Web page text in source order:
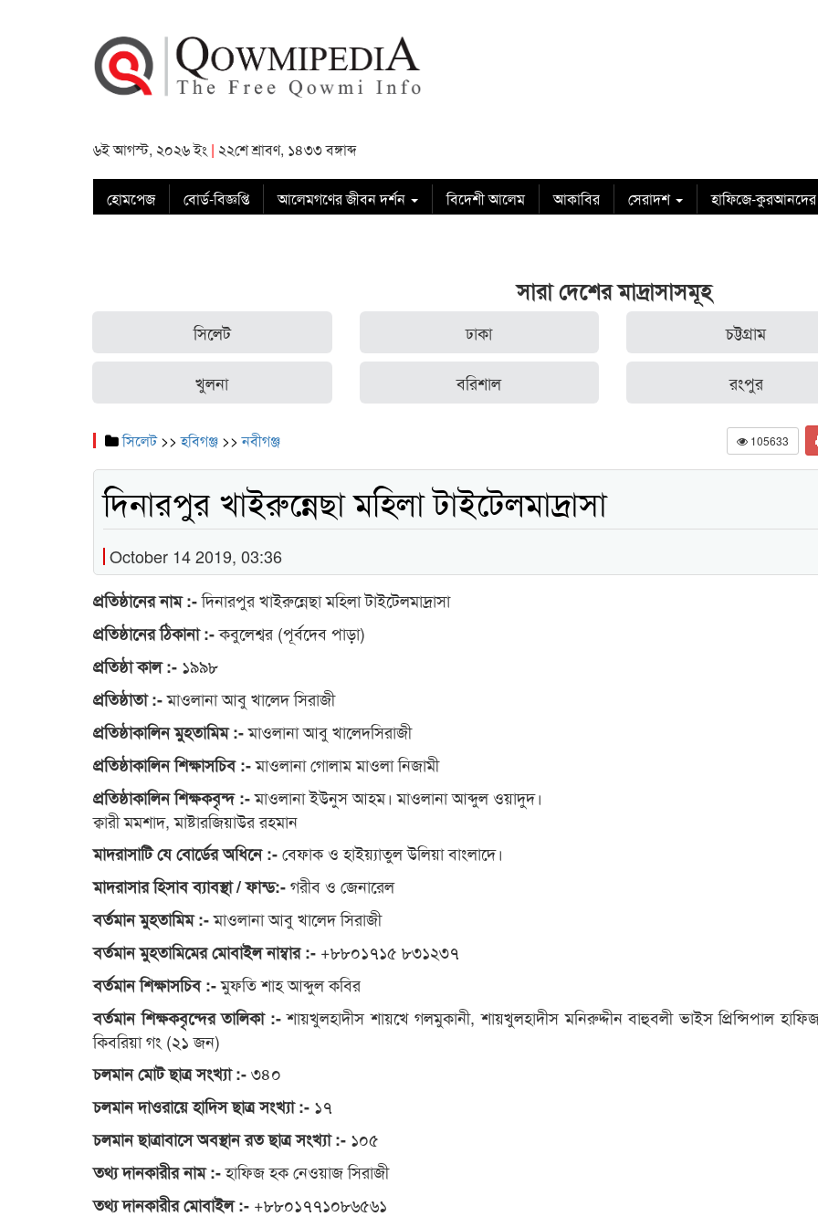
৬ই আগস্ট, ২০২৬ ইং | ২২শে শ্রাবণ, ১৪৩৩ বঙ্গাব্দ
হোমপেজ বোর্ড-বিজ্ঞপ্তি আলেমগণের জীবন দর্শন বিদেশী আলেম আকাবির সেরাদশ হাফিজে-কুরআনদের
সারা দেশের মাদ্রাসাসমূহ
সিলেট ঢাকা চট্টগ্রাম
খুলনা বরিশাল রংপুর
সিলেট>>হবিগঞ্জ >>নবীগঞ্জ 105633
দিনারপুর খাইরুন্নেছা মহিলা টাইটেলমাদ্রাসা
October 14 2019, 03:36
প্রতিষ্ঠানের নাম :-দিনারপুর খাইরুন্নেছা মহিলা টাইটেলমাদ্রাসা
প্রতিষ্ঠানের ঠিকানা :-কবুলেশ্বর (পূর্বদেব পাড়া)
প্রতিষ্ঠা কাল :- ১৯৯৮
প্রতিষ্ঠাতা :-মাওলানা আবু খালেদ সিরাজী
প্রতিষ্ঠাকালিন মুহতামিম :-মাওলানা আবু খালেদসিরাজী
প্রতিষ্ঠাকালিন শিক্ষাসচিব :-মাওলানা গোলাম মাওলা নিজামী
প্রতিষ্ঠাকালিন শিক্ষকবৃন্দ :-মাওলানা ইউনুস আহম। মাওলানা আব্দুল ওয়াদুদ।
ক্বারী মমশাদ, মাষ্টারজিয়াউর রহমান
মাদরাসাটি যে বোর্ডের অধিনে :-বেফাক ও হাইয়্যাতুল উলিয়া বাংলাদে।
মাদরাসার হিসাব ব্যাবস্থা / ফান্ড:-গরীব ও জেনারেল
বর্তমান মুহতামিম :-মাওলানা আবু খালেদ সিরাজী
বর্তমান মুহতামিমের মোবাইল নাম্বার :- +৮৮০১৭১৫ ৮৩১২৩৭
বর্তমান শিক্ষাসচিব :-মুফতি শাহ আব্দুল কবির
বর্তমান শিক্ষকবৃন্দের তালিকা :-শায়খুলহাদীস শায়খে গলমুকানী, শায়খুলহাদীস মনিরুদ্দীন বাহুবলী ভাইস প্রিন্সিপাল
কিবরিয়া গং (২১ জন)
চলমান মোট ছাত্র সংখ্যা :-৩৪০
চলমান দাওরায়ে হাদিস ছাত্র সংখ্যা :- ১৭
চলমান ছাত্রাবাসে অবস্থান রত ছাত্র সংখ্যা :- ১০৫
তথ্য দানকারীর নাম :-হাফিজ হক নেওয়াজ সিরাজী
তথ্য দানকারীর মোবাইল :- +৮৮০১৭৭১০৮৬৫৬১